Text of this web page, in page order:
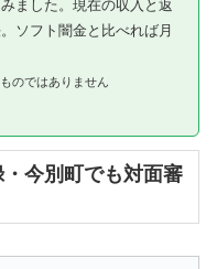
ました。現在の収入と返
ソフト闇金と比べれば月
のではありません
今別町でも対面審